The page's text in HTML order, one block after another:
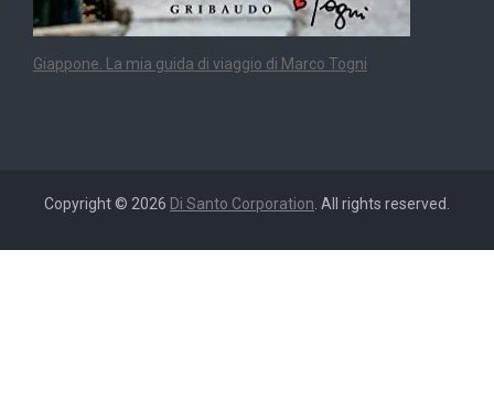
Giappone. La mia guida di viaggio di Marco Togni
Copyright © 2026 Di Santo Corporation . All rights reserved.